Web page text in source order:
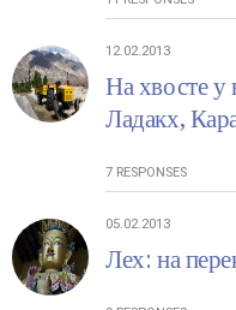
12.02.2013
На хвосте у
Ладакх,
7 RESPONSES
05.02.2013
Лех: на